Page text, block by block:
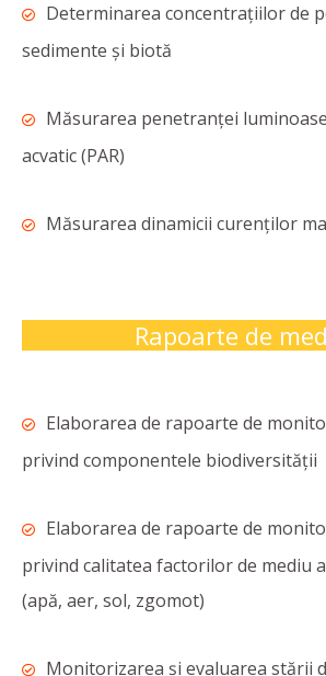
Determinarea concentrațiilor de
sedimente și biotă
Măsurarea penetranţei
acvatic (PAR)
Măsurarea dinamicii curenţilor
Rapoarte de
Elaborarea de rapoarte de
privind componentele biodiversităţii
Elaborarea de rapoarte de
privind calitatea factorilor de mediu
(apă, aer, sol, zgomot)
Monitorizarea şi evaluarea stării